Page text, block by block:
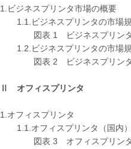
1.ビジネスプリンタ市場の概要
1.1.ビジネスプリンタの市場規
図表 1 ビジネスプリンタの
1.2.ビジネスプリンタの市場規
図表 2 ビジネスプリンタの
Ⅱ オフィスプリンタ
1.オフィスプリンタ
1.1.オフィスプリンタ（国内
図表 3 オフィスプリンタの